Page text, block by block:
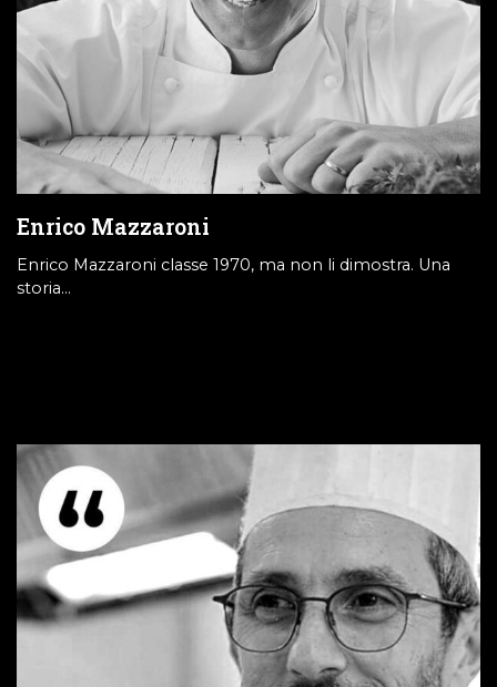
Enrico Mazzaroni
Enrico Mazzaroni classe 1970, ma non li dimostra. Una
storia…